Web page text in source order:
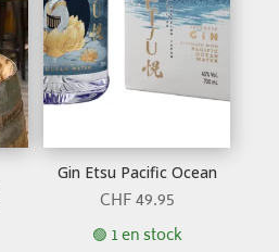
Gin Etsu Pacific Ocean
CHF49.95
🟢 1 en stock